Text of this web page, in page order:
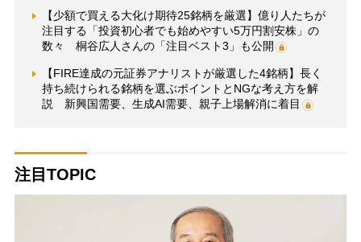
【少額で買える大化け期待25銘柄を厳選】億り人たちが
注目する「投資初心者でも始めやすい5万円割安株」の
数々 桐谷広人さんの「注目ベスト3」も公開
【FIRE達成の元証券アナリストが厳選した4銘柄】長く
持ち続けられる銘柄を選ぶポイントとNGな考え方を解
説 新興国需要、生成AI需要、親子上場解消に着目
注目TOPIC